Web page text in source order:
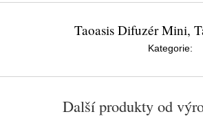
Taoasis Difuzér Mini,
Kategorie:
Další produkty od